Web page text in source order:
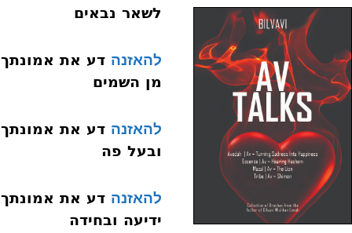
לשאר נבאים
להאזנה
מן השמים
להאזנה
ובעל פה
להאזנה
ידיעה ובחידה